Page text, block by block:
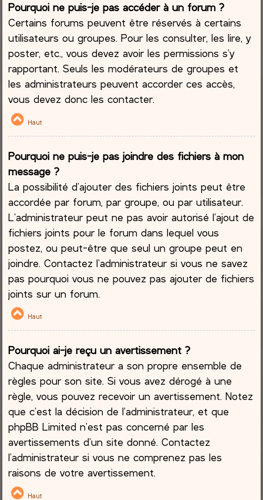
Pourquoi ne puis-je pas accéder à un forum ?
Certains forums peuvent être réservés à certains
utilisateurs ou groupes. Pour les consulter, les lire, y
poster, etc., vous devez avoir les permissions s’y
rapportant. Seuls les modérateurs de groupes et
les administrateurs peuvent accorder ces accès,
vous devez donc les contacter.
Haut
Pourquoi ne puis-je pas joindre des fichiers à mon
message ?
La possibilité d’ajouter des fichiers joints peut être
accordée par forum, par groupe, ou par utilisateur.
L’administrateur peut ne pas avoir autorisé l’ajout de
fichiers joints pour le forum dans lequel vous
postez, ou peut-être que seul un groupe peut en
joindre. Contactez l’administrateur si vous ne savez
pas pourquoi vous ne pouvez pas ajouter de fichiers
joints sur un forum.
Haut
Pourquoi ai-je reçu un avertissement ?
Chaque administrateur a son propre ensemble de
règles pour son site. Si vous avez dérogé à une
règle, vous pouvez recevoir un avertissement. Notez
que c’est la décision de l’administrateur, et que
phpBB Limited n’est pas concerné par les
avertissements d’un site donné. Contactez
l’administrateur si vous ne comprenez pas les
raisons de votre avertissement.
Haut